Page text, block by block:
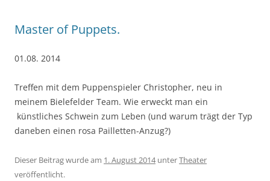
Master of Puppets.
01.08. 2014
Treffen mit dem Puppenspieler Christopher, neu in
meinem Bielefelder Team. Wie erweckt man ein
künstliches Schwein zum Leben (und warum trägt der Typ
daneben einen rosa Pailletten-Anzug?)
Dieser Beitrag wurde am 1. August 2014unterTheater
veröffentlicht.